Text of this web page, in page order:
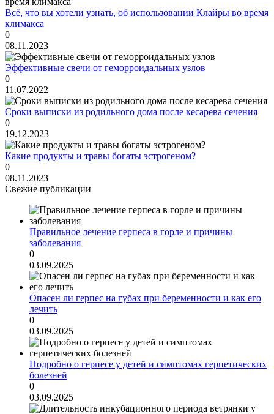
Всё, что вы хотели узнать, об использовании Клайры во время
климакса
0
08.11.2023
Эффективные свечи от геморроидальных узлов
0
11.07.2022
Сроки выписки из родильного дома после кесарева сечения
0
19.12.2023
Какие продукты и травы богаты эстрогеном?
0
08.11.2023
Свежие публикации
Правильное лечение герпеса в горле и причины
заболевания
0
03.09.2025
Опасен ли герпес на губах при беременности и как его
лечить
0
03.09.2025
Подробно о герпесе у детей и симптомах герпетических
болезней
0
03.09.2025